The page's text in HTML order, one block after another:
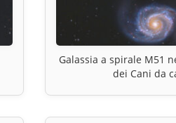
Galassia a spirale M51
dei Cani da